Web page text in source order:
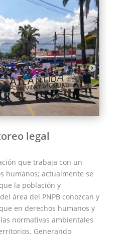
legal
que trabaja con un
humanos; actualmente se
la población y
área del PNPB conozcan y
en derechos humanos y
normativas ambientales
Generando